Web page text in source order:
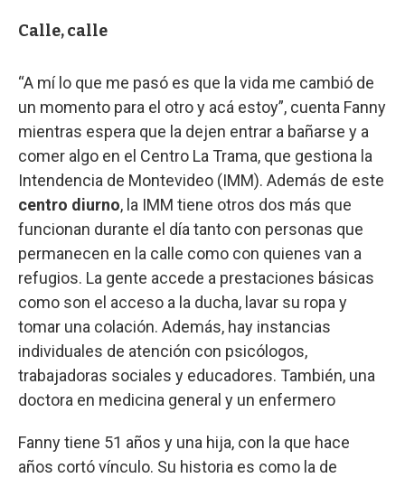
Calle, calle
“A mí lo que me pasó es que la vida me cambió de
un momento para el otro y acá estoy”, cuenta Fanny
mientras espera que la dejen entrar a bañarse y a
comer algo en el Centro La Trama, que gestiona la
Intendencia de Montevideo (IMM). Además de este
centro diurno, la IMM tiene otros dos más que
funcionan durante el día tanto con personas que
permanecen en la calle como con quienes van a
refugios. La gente accede a prestaciones básicas
como son el acceso a la ducha, lavar su ropa y
tomar una colación. Además, hay instancias
individuales de atención con psicólogos,
trabajadoras sociales y educadores. También, una
doctora en medicina general y un enfermero
Fanny tiene 51 años y una hija, con la que hace
años cortó vínculo. Su historia es como la de